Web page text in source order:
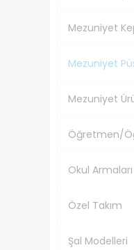
Mezuniyet
Mezuniyet
Mezuniyet
Öğretmen/
Okul Armaları
Özel Takım
Şal Modelleri